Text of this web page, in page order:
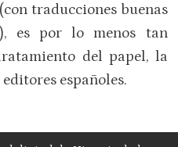
traducciones buenas
es por lo menos tan
del papel, la
españoles.